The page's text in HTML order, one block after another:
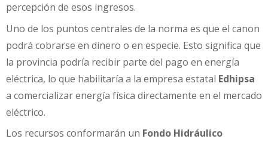
percepción de esos ingresos.
Uno de los puntos centrales de la norma es que el canon
podrá cobrarse en dinero o en especie. Esto significa que
la provincia podría recibir parte del pago en energía
eléctrica, lo que habilitaría a la empresa estatal Edhipsa
a comercializar energía física directamente en el mercado
eléctrico.
Los recursos conformarán un Fondo Hidráulico